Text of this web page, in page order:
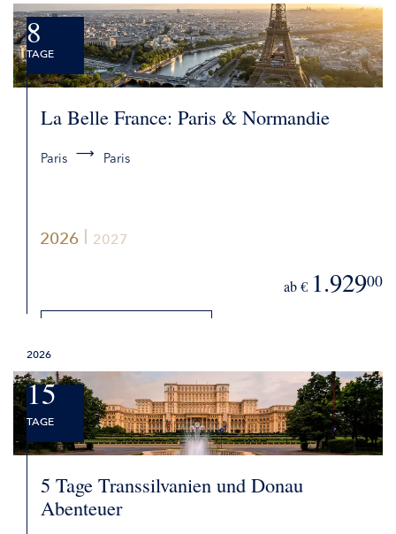
2026 2027
8
TAGE
La Belle France: Paris & Normandie
Paris Paris
ab € 1.92900
2026
15
TAGE
5 Tage Transsilvanien und Donau
Abenteuer